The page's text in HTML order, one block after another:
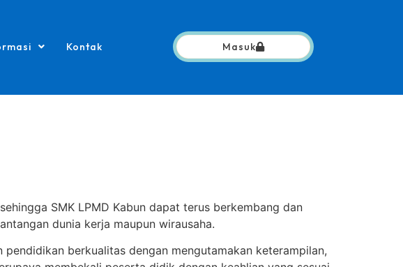
Kontak Masuk
SMK LPMD Kabun dapat terus berkembang dan
dunia kerja maupun wirausaha.
berkualitas dengan mengutamakan keterampilan,